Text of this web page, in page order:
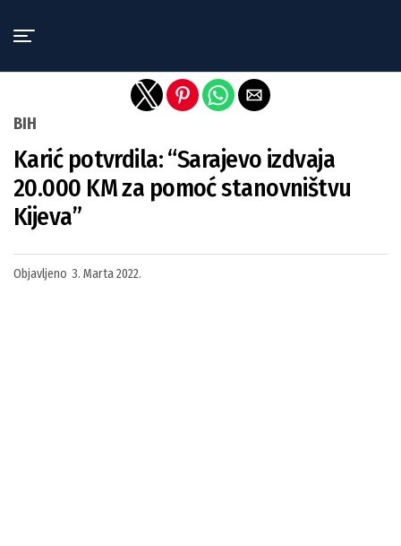
BIH
Karić potvrdila: “Sarajevo izdvaja
20.000 KM za pomoć stanovništvu
Kijeva”
Objavljeno 3. Marta 2022.